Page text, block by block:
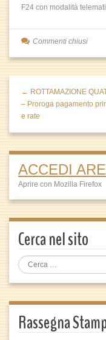
F24 con modalità
Commenti chiusi
← ROTTAMAZIONE
– Proroga pagamento
e rate
ACCEDI
Aprire con Mozilla Firefox
Cerca nel sito
Rassegna